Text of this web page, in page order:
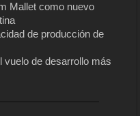
Mallet como nuevo
de producción de
vuelo de desarrollo más